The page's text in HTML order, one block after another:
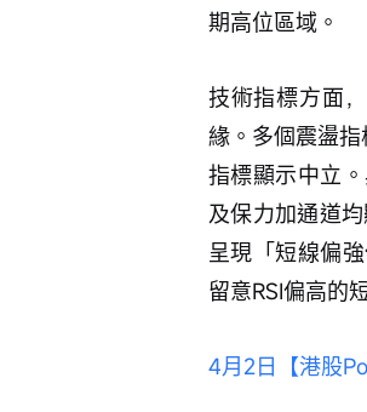
期高位區域。
技術指標方面
緣。多個震盪
指標顯示中立
及保力加通道
呈現「短線偏
留意RSI偏高的
4月2日【港股